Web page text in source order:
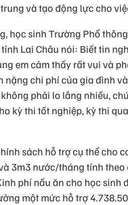
và tạo động lực cho
học sinh Trường Phổ
Lai Châu nói: Biết tin
em cảm thấy rất vui và
nặng chi phí của gia đình
phải lo lắng nhiều,
kỳ thi tốt nghiệp, kỳ thi
sách hỗ trợ cụ thể cho
3m3 nước/tháng tính
phí nấu ăn cho học
một mức hỗ trợ